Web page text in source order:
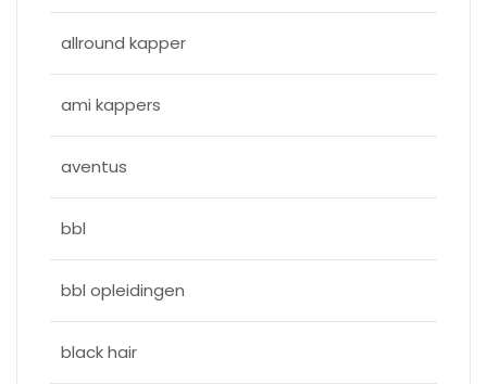
allround kapper
ami kappers
aventus
bbl
bbl opleidingen
black hair